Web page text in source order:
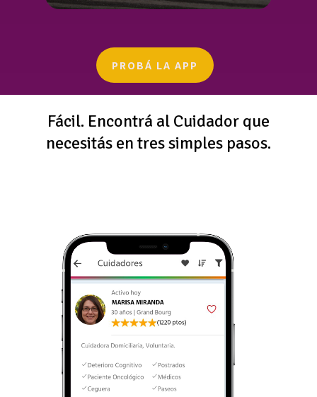
PROBÁ LA APP
Fácil. Encontrá al Cuidador que
necesitás en tres simples pasos.